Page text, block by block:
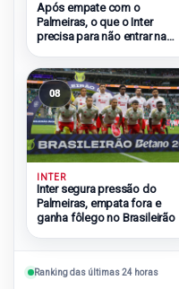
Após empate com o
Palmeiras, o que o Inter
precisa para não entrar na
08
INTER
Inter segura pressão do
Palmeiras, empata fora e
ganha fôlego no Brasileirão
Ranking das últimas 24 horas